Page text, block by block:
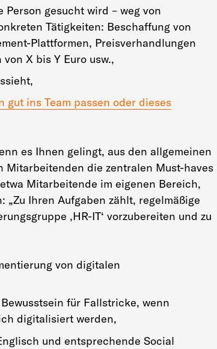
gesucht wird – weg von
Tätigkeiten: Beschaffung von
Plattformen, Preisverhandlungen
X bis Y Euro usw.,
gut ins Team passen oder dieses
es Ihnen gelingt, aus den allgemeinen
Mitarbeitenden die zentralen Must-haves
Mitarbeitende im eigenen Bereich,
„Zu Ihren Aufgaben zählt, regelmäßige
‚HR-IT‘ vorzubereiten und zu
von digitalen
für Fallstricke, wenn
digitalisiert werden,
und entsprechende Social